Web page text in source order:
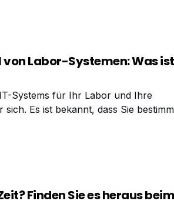
Labor-Systemen: Was
Systems für Ihr Labor und Ihre
Es ist bekannt, dass Sie
und Lösungsbeurteilung
Finden Sie es heraus beim